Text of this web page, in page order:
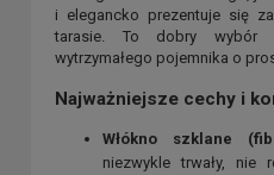
i elegancko prezentuje się
tarasie. To dobry wybór
wytrzymałego pojemnika o
Najważniejsze cechy i
Włókno szklane
niezwykle trwały,